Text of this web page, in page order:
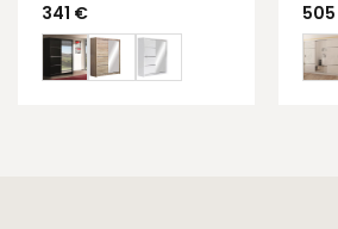
341 € 505